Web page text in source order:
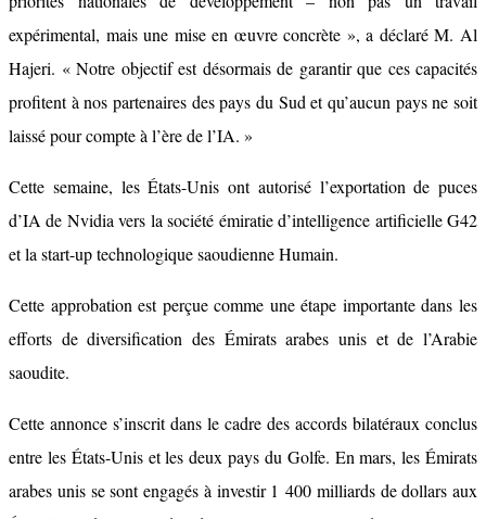
expérimental, mais une mise en œuvre concrète », a déclaré M. Al
Hajeri. « Notre objectif est désormais de garantir que ces capacités
profitent à nos partenaires des pays du Sud et qu’aucun pays ne soit
laissé pour compte à l’ère de l’IA. »
Cette semaine, les États-Unis ont autorisé l’exportation de puces
d’IA de Nvidia vers la société émiratie d’intelligence artificielle G42
et la start-up technologique saoudienne Humain.
Cette approbation est perçue comme une étape importante dans les
efforts de diversification des Émirats arabes unis et de l’Arabie
saoudite.
Cette annonce s’inscrit dans le cadre des accords bilatéraux conclus
entre les États-Unis et les deux pays du Golfe. En mars, les Émirats
arabes unis se sont engagés à investir 1 400 milliards de dollars aux